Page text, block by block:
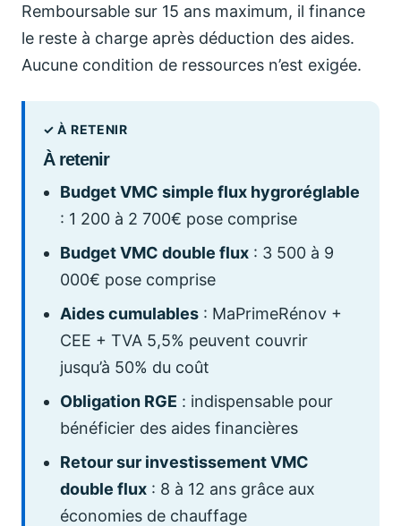
Remboursable sur 15 ans maximum, il finance
le reste à charge après déduction des aides.
Aucune condition de ressources n’est exigée.
À retenir
Budget VMC simple flux hygroréglable
: 1 200 à 2 700€ pose comprise
Budget VMC double flux : 3 500 à 9
000€ pose comprise
Aides cumulables : MaPrimeRénov +
CEE + TVA 5,5% peuvent couvrir
jusqu’à 50% du coût
Obligation RGE : indispensable pour
bénéficier des aides financières
Retour sur investissement VMC
double flux : 8 à 12 ans grâce aux
économies de chauffage